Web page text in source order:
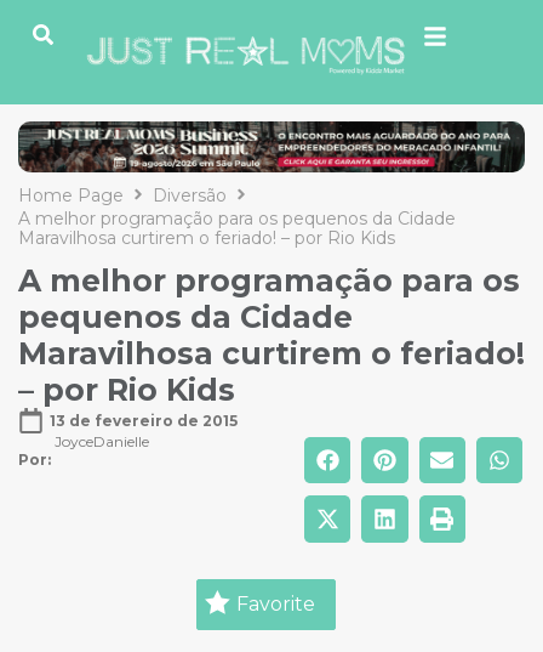
Home Page
Diversão
A melhor programação para os pequenos da Cidade
Maravilhosa curtirem o feriado! – por Rio Kids
A melhor programação para os
pequenos da Cidade
Maravilhosa curtirem o feriado!
– por Rio Kids
13 de fevereiro de 2015
Por:
JoyceDanielle
Favorite